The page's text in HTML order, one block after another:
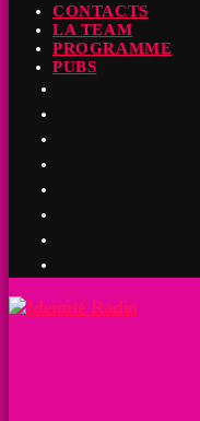
CONTACTS
LA TEAM
PROGRAMME
PUBS